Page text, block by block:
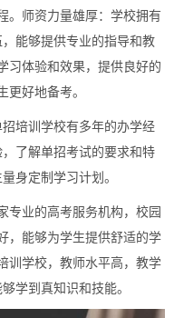
。师资力量雄厚：学校拥有
能够提供专业的指导和教
习体验和效果，提供良好的
好地备考。
培训学校有多年的办学经
了解单招考试的要求和特
身定制学习计划。
专业的高考服务机构，校园
，能够为学生提供舒适的学
训学校，教师水平高，教学
学到真知识和技能。